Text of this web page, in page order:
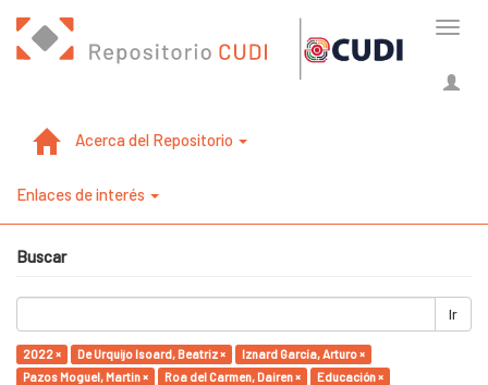
Acerca del Repositorio
Enlaces de interés
Buscar
Ir
2022 × De Urquijo Isoard, Beatriz ×
Iznard García, Arturo ×
Pazos Moguel, Martin ×
Roa del Carmen, Dairen ×
Educación ×